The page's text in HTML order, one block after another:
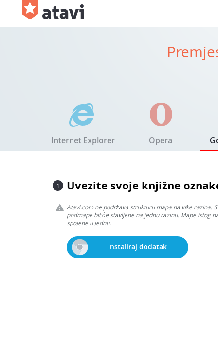
Internet Explorer Opera
1 Uvezite svoje knjižne
Atavi.com ne podržava strukturu mapa na više razina.
podmape bit će stavljene na jednu razinu. Mape istog
spojene u jednu.
Instaliraj dodatak